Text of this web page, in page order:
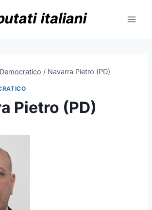
/ Navarra Pietro (PD)
Pietro (PD)